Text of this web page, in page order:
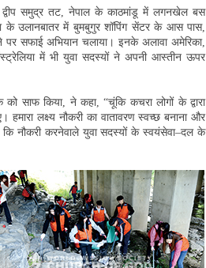
द्वीप समुद्र तट, नेपाल के काठमांडू में लगनखेल बस
के उलानबातर में बुमबुगुर शॉपिंग सेंटर के आस पास,
पर सफाई अभियान चलाया। इनके अलावा अमेरिका,
में भी युवा सदस्यों ने अपनी आस्तीन ऊपर
साफ किया, ने कहा, “चूंकि कचरा लोगों के द्वारा
हमारा लक्ष्य नौकरी का वातावरण स्वच्छ बनाना और
नौकरी करनेवाले युवा सदस्यों के स्वयंसेवा–दल के